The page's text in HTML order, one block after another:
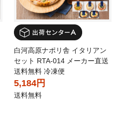
白河高原ナポリ舎 イタリアン
セット RTA-014 メーカー直送
送料無料 冷凍便
5,184円
送料無料